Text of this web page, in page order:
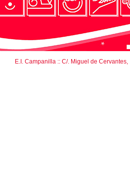
E.I. Campanilla :: C/. Miguel de